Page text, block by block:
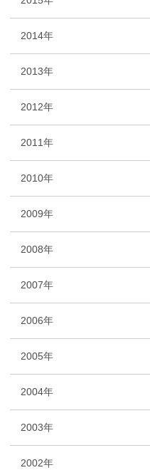
2014年
2013年
2012年
2011年
2010年
2009年
2008年
2007年
2006年
2005年
2004年
2003年
2002年